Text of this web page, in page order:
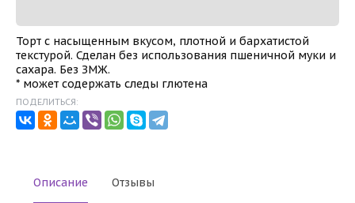
Торт с насыщенным вкусом, плотной и бархатистой
текстурой. Сделан без использования пшеничной муки и
сахара. Без ЗМЖ.
* может содержать следы глютена
ПОДЕЛИТЬСЯ:
Описание Отзывы